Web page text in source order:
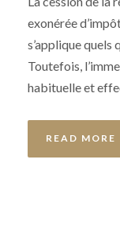
exonérée
s’applique quels
Toutefois,
habituelle et
READ MORE